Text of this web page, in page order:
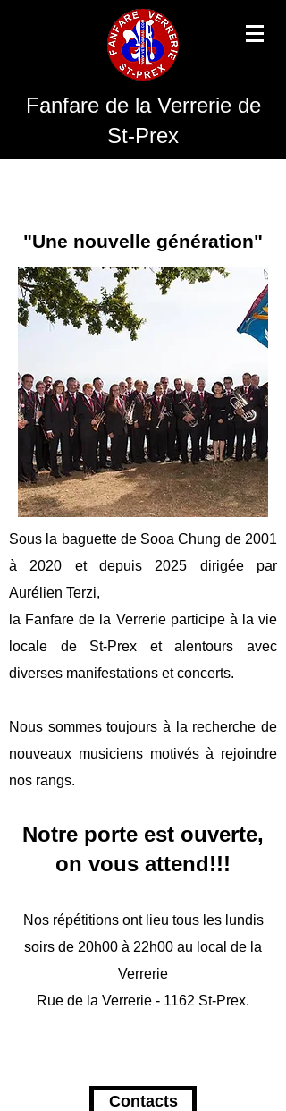
Fanfare de la Verrerie de
St-Prex
"Une nouvelle génération"
Sous la baguette de Sooa Chung de 2001
à 2020 et depuis 2025 dirigée par
Aurélien Terzi,
la Fanfare de la Verrerie participe à la vie
locale de St-Prex et alentours avec
diverses manifestations et concerts.
Nous sommes toujours à la recherche de
nouveaux musiciens motivés à rejoindre
nos rangs.
Notre porte est ouverte,
on vous attend!!!
Nos répétitions ont lieu tous les lundis
soirs de 20h00 à 22h00 au local de la
Verrerie
Rue de la Verrerie - 1162 St-Prex.
Contacts